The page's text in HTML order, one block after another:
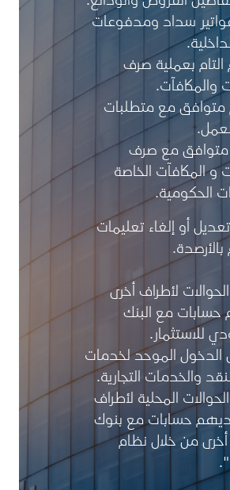
سداد ومدفوعات
التام بعملية صرف
والمكافآت.
متوافق مع متطلبات
متوافق مع صرف
و المكافآت الخاصة
الحكومية.
أو إلغاء تعليمات
لأطراف أخرى
مع البنك
للاستثمار.
الدخول الموحد لخدمات
والخدمات التجارية.
المحلية لأطراف
حسابات مع بنوك
من خلال نظام